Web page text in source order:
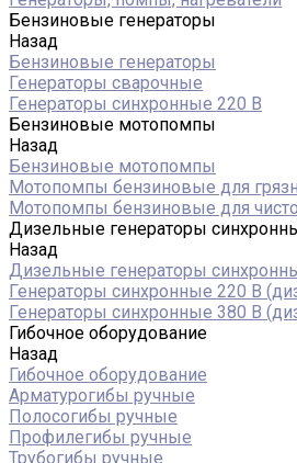
Бензиновые генераторы
Назад
Бензиновые генераторы
Генераторы сварочные
Генераторы синхронные 220 В
Бензиновые мотопомпы
Назад
Бензиновые мотопомпы
Мотопомпы бензиновые для
Мотопомпы бензиновые для
Дизельные генераторы
Назад
Дизельные генераторы
Генераторы синхронные 220 В
Генераторы синхронные 380 В
Гибочное оборудование
Назад
Гибочное оборудование
Арматурогибы ручные
Полосогибы ручные
Профилегибы ручные
Трубогибы ручные